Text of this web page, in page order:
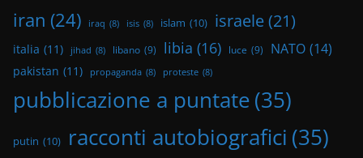
iran (24) iraq (8) isis (8) islam (10) israele(21)
italia (11) jihad (8) libano (9) libia (16) luce (9) NATO (14)
pakistan (11) propaganda (8) proteste (8)
pubblicazione a puntate(35)
putin (10) racconti autobiografici (35)